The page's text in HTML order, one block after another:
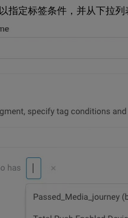
以指定标签条件，并从下拉